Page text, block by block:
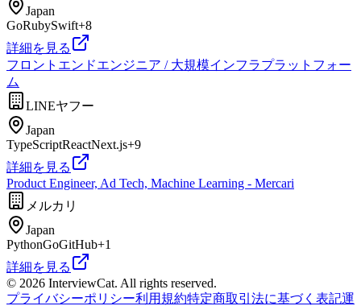
Japan
GoRubySwift+8
詳細を見る
フロントエンドエンジニア / 大規模インフラプラットフォー
ム
LINEヤフー
Japan
TypeScriptReactNext.js+9
詳細を見る
Product Engineer, Ad Tech, Machine Learning - Mercari
メルカリ
Japan
PythonGoGitHub+1
詳細を見る
© 2026 InterviewCat. All rights reserved.
プライバシーポリシー利用規約特定商取引法に基づく表記運